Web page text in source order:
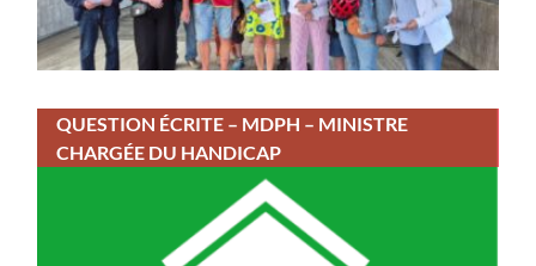
QUESTION ÉCRITE – MDPH – MINISTRE
CHARGÉE DU HANDICAP